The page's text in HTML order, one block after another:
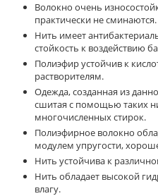
Волокно очень
практически не сминаются.
Нить имеет
стойкость к воздействию
Полиэфир устойчив к
растворителям.
Одежда, созданная из
сшитая с помощью таких
многочисленных стирок.
Полиэфирное волокно
модулем упругости,
Нить устойчива к
Нить обладает высокой
влагу.